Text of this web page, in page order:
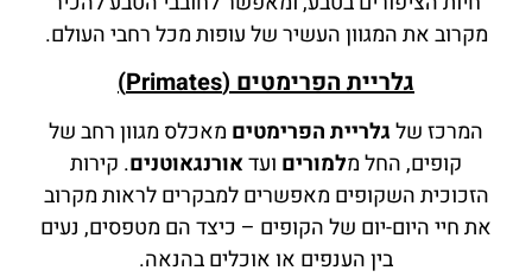
מקרוב את המגוון העשיר של עופות מכל רחבי העולם.
גלריית הפרימטים (Primates)
המרכז שלגלריית הפרימטים מאכלס מגוון רחב של
קופים, החל מלמורים ועדאורנגאוטנים. קירות
הזכוכית השקופים מאפשרים למבקרים לראות מקרוב
את חיי היום-יום של הקופים – כיצד הם מטפסים, נעים
בין הענפים או אוכלים בהנאה.